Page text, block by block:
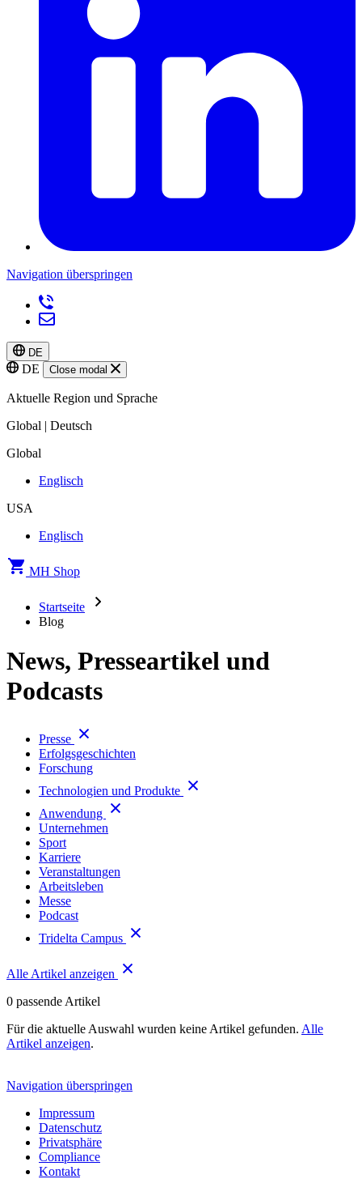
Navigation überspringen
DE
DE Close modal
Aktuelle Region und Sprache
Global | Deutsch
Global
Englisch
USA
Englisch
MH Shop
Startseite
Blog
News, Presseartikel und
Podcasts
Presse
Erfolgsgeschichten
Forschung
Technologien und Produkte
Anwendung
Unternehmen
Sport
Karriere
Veranstaltungen
Arbeitsleben
Messe
Podcast
Tridelta Campus
Alle Artikel anzeigen
0 passende Artikel
Für die aktuelle Auswahl wurden keine Artikel gefunden. Alle
Artikel anzeigen.
Navigation überspringen
Impressum
Datenschutz
Privatsphäre
Compliance
Kontakt